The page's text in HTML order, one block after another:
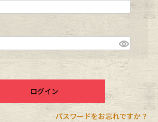
スタッフコーディネート
ズ商品カテゴリーから探す
)
ログイン
パスワードをお忘れですか？